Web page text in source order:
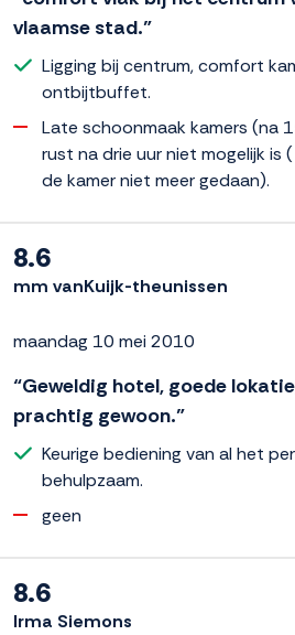
vlaamse stad.”
Ligging bij centrum, comfort
ontbijtbuffet.
Late schoonmaak kamers (na
rust na drie uur niet mogelijk is
de kamer niet meer gedaan).
8.6
mm vanKuijk-theunissen
maandag 10 mei 2010
“Geweldig hotel, goede
prachtig gewoon.”
Keurige bediening van al het
behulpzaam.
geen
8.6
Irma Siemons